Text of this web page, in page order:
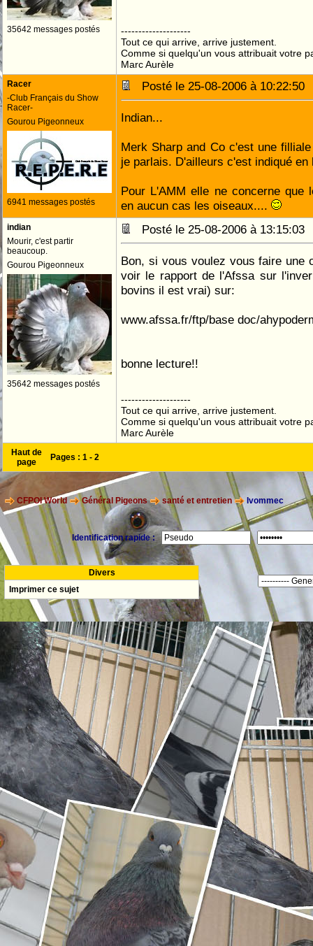
35642 messages postés
--------------------
Tout ce qui arrive, arrive justement.
Comme si quelqu'un vous attribuait votre
Marc Aurèle
Racer
-Club Français du Show
Racer-
Gourou Pigeonneux
6941 messages postés
Posté le 25-08-2006 à
Indian...
Merk Sharp and Co c'est une
je parlais. D'ailleurs c'est indiqué
Pour L'AMM elle ne concerne que
en aucun cas les oiseaux....
indian
Mourir, c'est partir
beaucoup.
Gourou Pigeonneux
35642 messages postés
Posté le 25-08-2006 à
Bon, si vous voulez vous faire une
voir le rapport de l'Afssa sur
bovins il est vrai) sur:
www.afssa.fr/ftp/base doc/
bonne lecture!!
--------------------
Tout ce qui arrive, arrive justement.
Comme si quelqu'un vous attribuait votre
Marc Aurèle
Haut de
page
Pages : 1 - 2
CFPOI World Général Pigeons santé et entretien Ivommec
Identification rapide :
Divers
Imprimer ce sujet